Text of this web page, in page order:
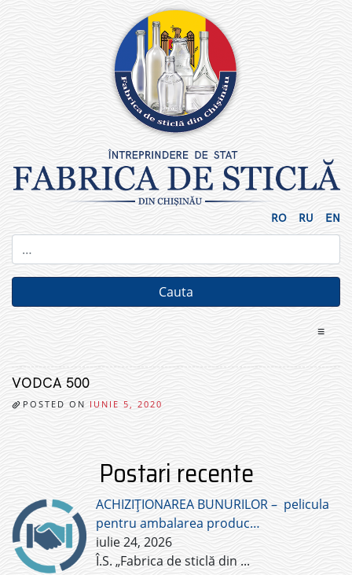
RO RU EN
≡
VODCA 500
POSTED ON IUNIE 5, 2020
Postari recente
ACHIZIȚIONAREA BUNURILOR – pelicula
pentru ambalarea produc…
iulie 24, 2026
Î.S. „Fabrica de sticlă din ...